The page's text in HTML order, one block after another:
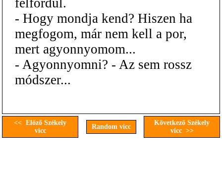
- Hogy mondja kend? Hiszen ha
megfogom, már nem kell a por,
mert agyonnyomom...
- Agyonnyomni? - Az sem rossz
módszer...
<< Előző Székely
vicc
Random vicc
Következő Székely
vicc >>